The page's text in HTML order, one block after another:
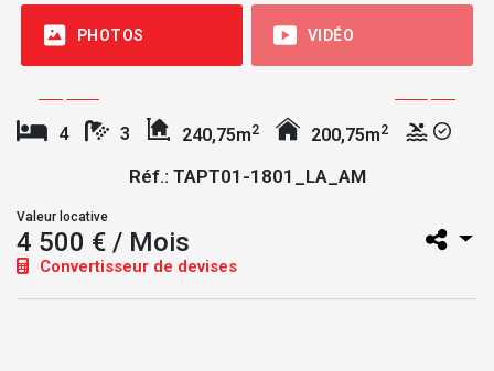
PHOTOS VIDÉO
4 3 240,75m2 200,75m2
Réf.: TAPT01-1801_LA_AM
Valeur locative
4 500 € / Mois
Convertisseur de devises